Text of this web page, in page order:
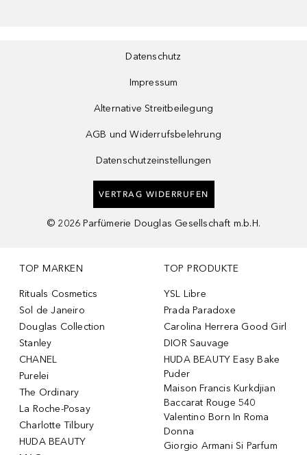
Datenschutz
Impressum
Alternative Streitbeilegung
AGB und Widerrufsbelehrung
Datenschutzeinstellungen
VERTRAG WIDERRUFEN
© 2026 Parfümerie Douglas Gesellschaft m.b.H.
TOP MARKEN
Rituals Cosmetics
Sol de Janeiro
Douglas Collection
Stanley
CHANEL
Purelei
The Ordinary
La Roche-Posay
Charlotte Tilbury
HUDA BEAUTY
TOP PRODUKTE
YSL Libre
Prada Paradoxe
Carolina Herrera Good Girl
DIOR Sauvage
HUDA BEAUTY Easy Bake
Puder
Maison Francis Kurkdjian
Baccarat Rouge 540
Valentino Born In Roma
Donna
Giorgio Armani Si Parfum